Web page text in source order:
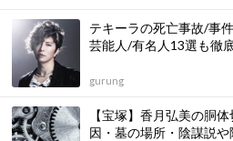
テキーラの死亡事故/事
芸能人/有名人13選も徹
gurung
【宝塚】香月弘美の胴
因・墓の場所・陰謀説